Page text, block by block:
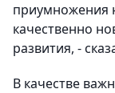
приумножения
качественно
развития, -
В качестве